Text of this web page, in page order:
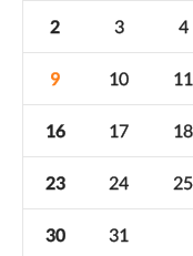
2 3 4
9 10 11
16 17 18
23 24 25
30 31